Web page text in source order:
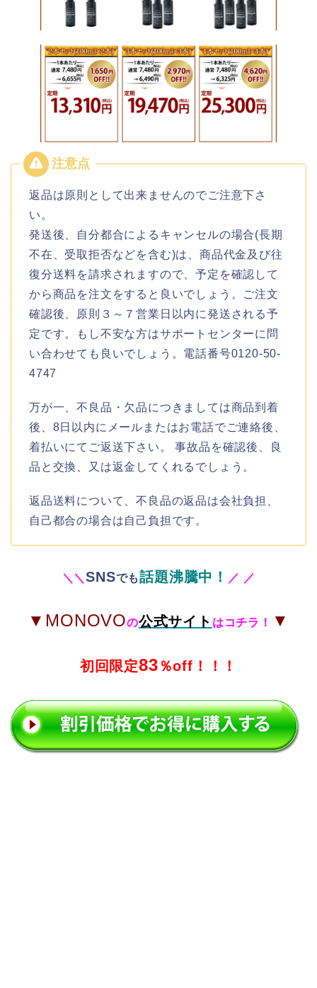
返品は原則として出来ませんのでご注意下さ
い。
発送後、自分都合によるキャンセルの場合(長期
不在、受取拒否などを含む)は、商品代金及び往
復分送料を請求されますので、予定を確認して
から商品を注文をすると良いでしょう。ご注文
確認後、原則３～７営業日以内に発送される予
定です。もし不安な方はサポートセンターに問
い合わせても良いでしょう。電話番号0120-50-
4747
万が一、不良品・欠品につきましては商品到着
後、8日以内にメールまたはお電話でご連絡後、
着払いにてご返送下さい。 事故品を確認後、良
品と交換、又は返金してくれるでしょう。
返品送料について、不良品の返品は会社負担、
自己都合の場合は自己負担です。
＼ ＼SNSでも話題沸騰中！ ／ ／
▼MONOVOの公式サイト はコチラ！ ▼
初回限定83 ％off！！！